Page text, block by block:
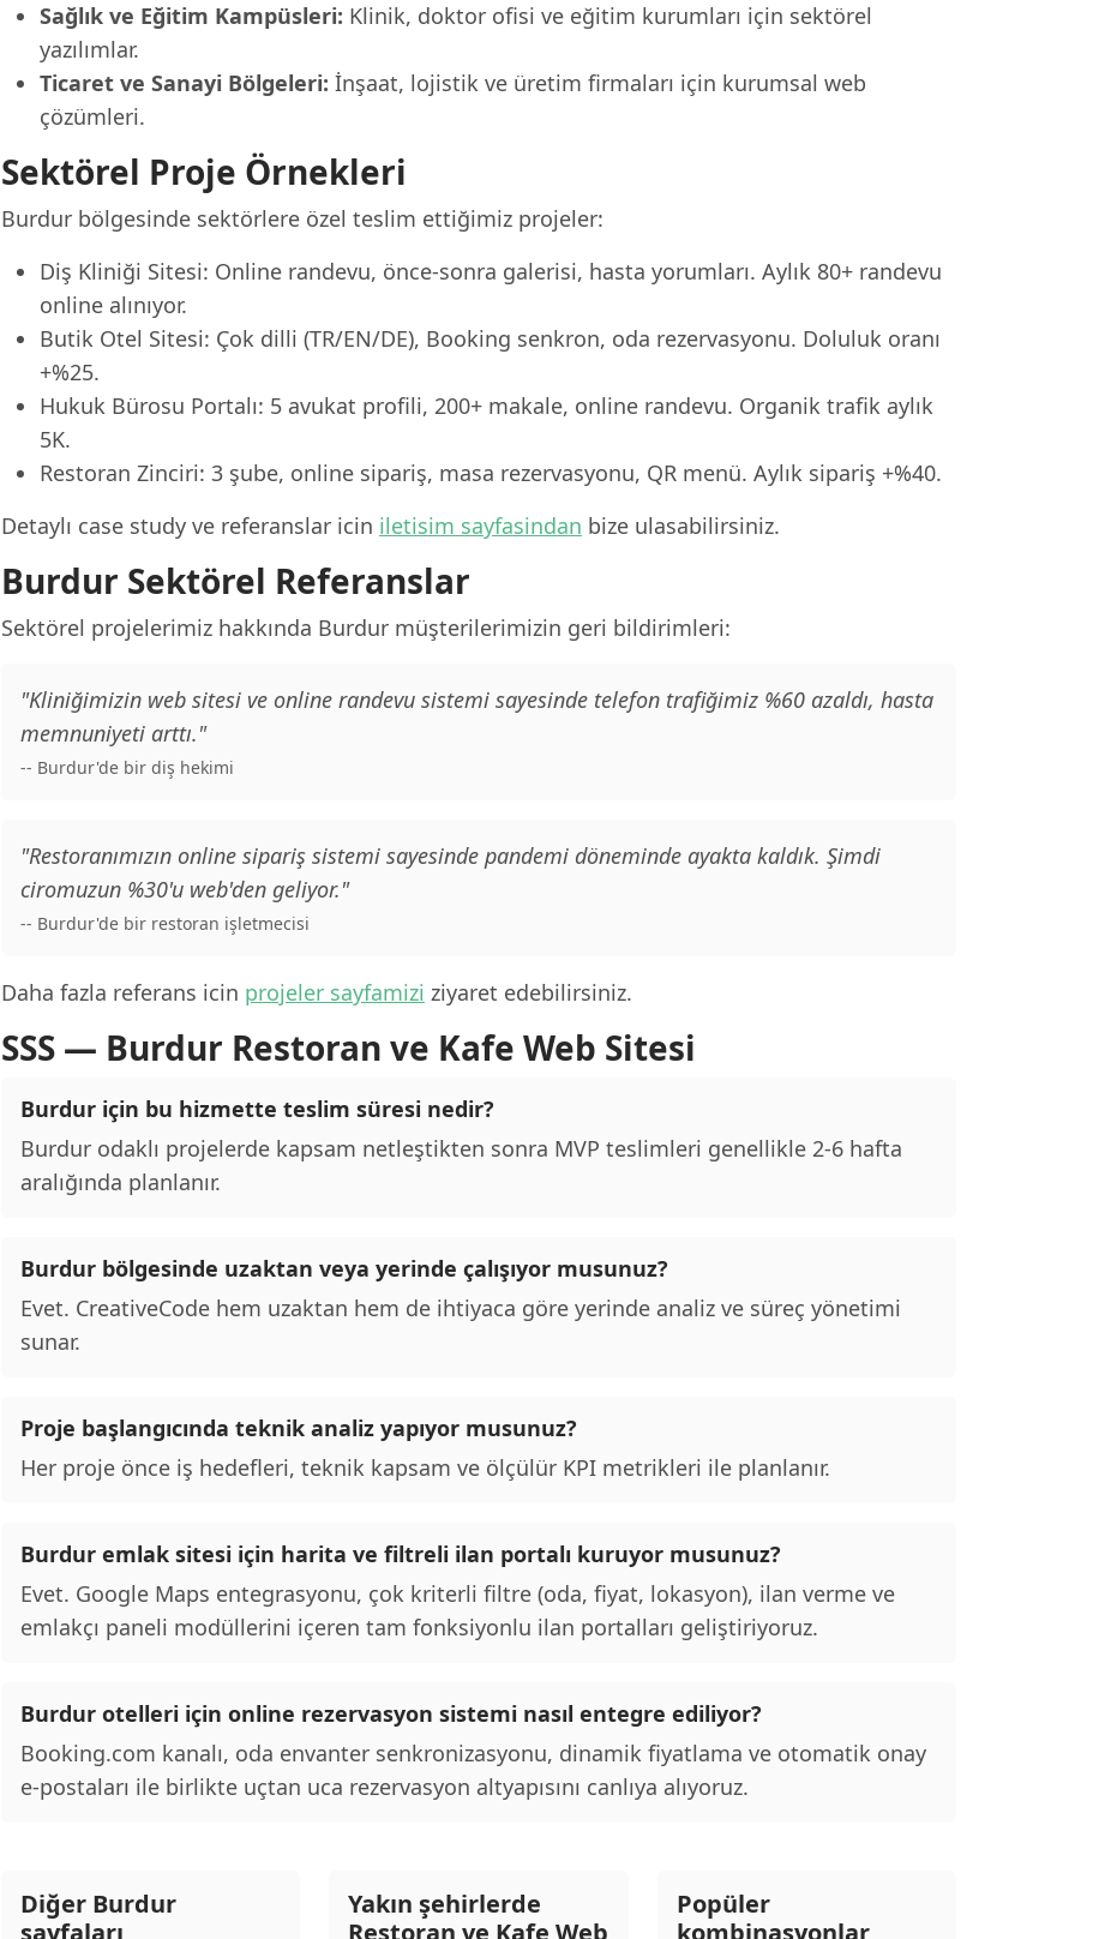
Sağlık ve Eğitim Kampüsleri: Klinik, doktor ofisi ve eğitim kurumları için sektörel
yazılımlar.
Ticaret ve Sanayi Bölgeleri: İnşaat, lojistik ve üretim firmaları için kurumsal web
çözümleri.
Sektörel Proje Örnekleri
Burdur bölgesinde sektörlere özel teslim ettiğimiz projeler:
Diş Kliniği Sitesi: Online randevu, önce-sonra galerisi, hasta yorumları. Aylık 80+ randevu
online alınıyor.
Butik Otel Sitesi: Çok dilli (TR/EN/DE), Booking senkron, oda rezervasyonu. Doluluk oranı
+%25.
Hukuk Bürosu Portalı: 5 avukat profili, 200+ makale, online randevu. Organik trafik aylık
5K.
Restoran Zinciri: 3 şube, online sipariş, masa rezervasyonu, QR menü. Aylık sipariş +%40.
Detaylı case study ve referanslar icin iletisim sayfasindan bize ulasabilirsiniz.
Burdur Sektörel Referanslar
Sektörel projelerimiz hakkında Burdur müşterilerimizin geri bildirimleri:
"Kliniğimizin web sitesi ve online randevu sistemi sayesinde telefon trafiğimiz %60 azaldı, hasta
memnuniyeti arttı."
-- Burdur'de bir diş hekimi
"Restoranımızın online sipariş sistemi sayesinde pandemi döneminde ayakta kaldık. Şimdi
ciromuzun %30'u web'den geliyor."
-- Burdur'de bir restoran işletmecisi
Daha fazla referans icin projeler sayfamizi ziyaret edebilirsiniz.
SSS — Burdur Restoran ve Kafe Web Sitesi
Burdur için bu hizmette teslim süresi nedir?
Burdur odaklı projelerde kapsam netleştikten sonra MVP teslimleri genellikle 2-6 hafta
aralığında planlanır.
Burdur bölgesinde uzaktan veya yerinde çalışıyor musunuz?
Evet. CreativeCode hem uzaktan hem de ihtiyaca göre yerinde analiz ve süreç yönetimi
sunar.
Proje başlangıcında teknik analiz yapıyor musunuz?
Her proje önce iş hedefleri, teknik kapsam ve ölçülür KPI metrikleri ile planlanır.
Burdur emlak sitesi için harita ve filtreli ilan portalı kuruyor musunuz?
Evet. Google Maps entegrasyonu, çok kriterli filtre (oda, fiyat, lokasyon), ilan verme ve
emlakçı paneli modüllerini içeren tam fonksiyonlu ilan portalları geliştiriyoruz.
Burdur otelleri için online rezervasyon sistemi nasıl entegre ediliyor?
Booking.com kanalı, oda envanter senkronizasyonu, dinamik fiyatlama ve otomatik onay
e-postaları ile birlikte uçtan uca rezervasyon altyapısını canlıya alıyoruz.
Diğer Burdur
Yakın şehirlerde
Popüler